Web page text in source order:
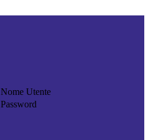
Nome Utente
Password